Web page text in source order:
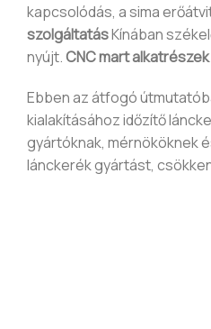
kapcsolódás, a sima
szolgáltatásKínában
nyújt.CNC mart alkatrészek
Ebben az átfogó
kialakításához időzítő
gyártóknak, mérnököknek
lánckerék gyártást,